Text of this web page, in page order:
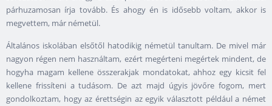
párhuzamosan írja tovább. És ahogy én is idősebb voltam, akkor is
megvettem, már németül.
Általános iskolában elsőtől hatodikig németül tanultam. De mivel már
nagyon régen nem használtam, ezért megérteni megértek mindent, de
hogyha magam kellene összerakjak mondatokat, ahhoz egy kicsit fel
kellene frissíteni a tudásom. De azt majd úgyis jövőre fogom, mert
gondolkoztam, hogy az érettségin az egyik választott például a német